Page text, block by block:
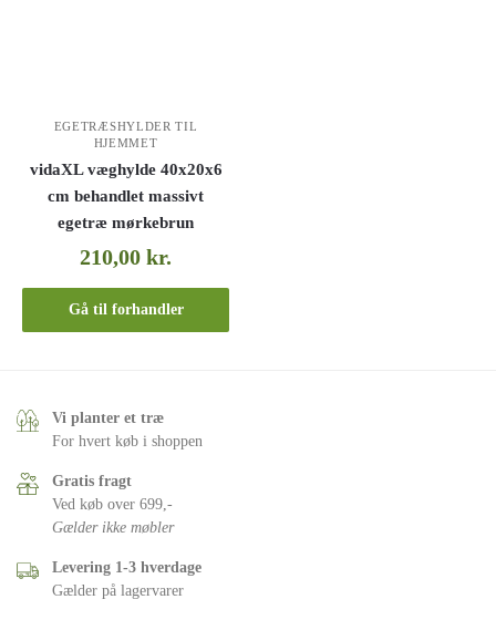
EGETRÆSHYLDER TIL
HJEMMET
vidaXL væghylde 40x20x6
cm behandlet massivt
egetræ mørkebrun
210,00kr.
Gå til forhandler
Vi planter et træ
For hvert køb i shoppen
Gratis fragt
Ved køb over 699,-
Gælder ikke møbler
Levering 1-3 hverdage
Gælder på lagervarer